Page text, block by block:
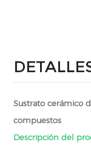
Sustrato cerámico
compuestos
Descripción del